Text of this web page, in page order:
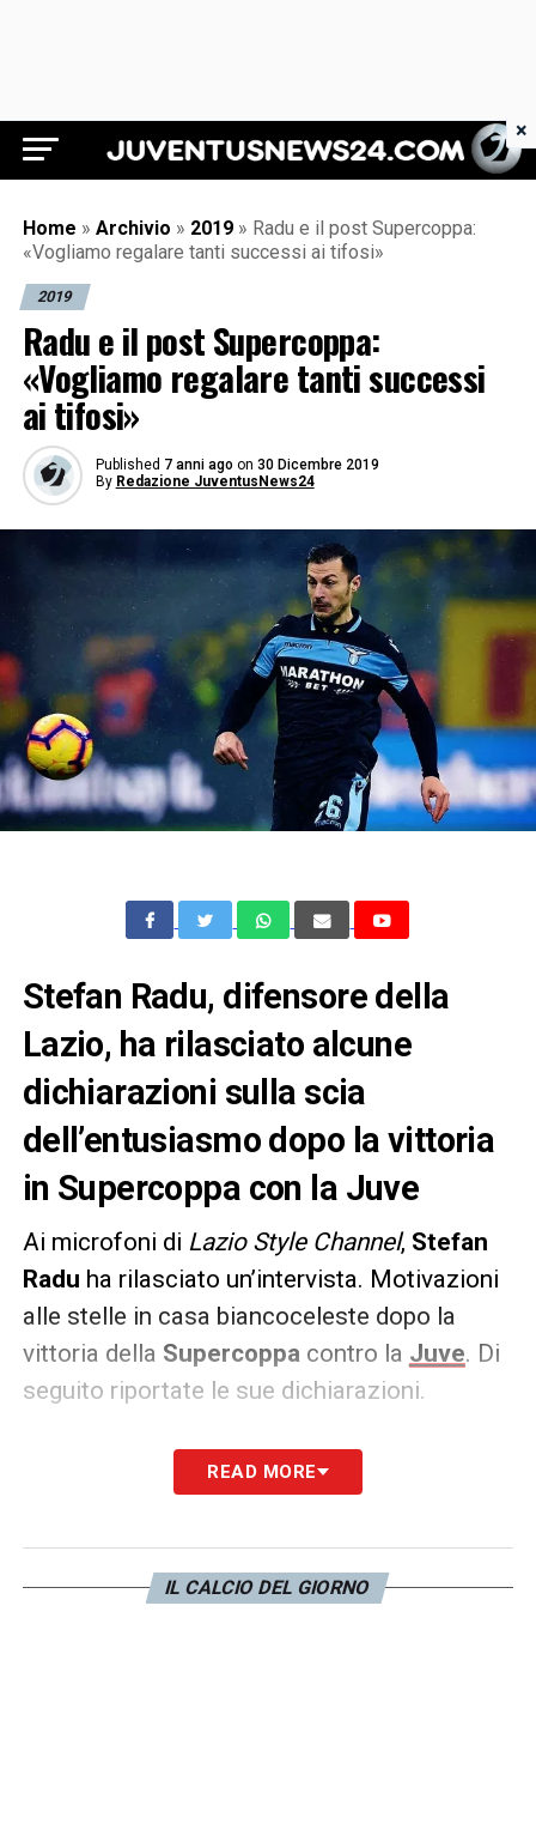
Juventus News 24
Home » Archivio » 2019 » Radu e il post Supercoppa:
«Vogliamo regalare tanti successi ai tifosi»
2019
Radu e il post Supercoppa:
«Vogliamo regalare tanti successi
ai tifosi»
Published 7 anni ago on 30 Dicembre 2019
By Redazione JuventusNews24
Stefan Radu, difensore della
Lazio, ha rilasciato alcune
dichiarazioni sulla scia
dell’entusiasmo dopo la vittoria
in Supercoppa con la Juve
Ai microfoni di Lazio Style Channel, Stefan
Radu ha rilasciato un’intervista. Motivazioni
alle stelle in casa biancoceleste dopo la
vittoria della Supercoppa contro la Juve. Di
seguito riportate le sue dichiarazioni.
MOTIVAZIONI–«Questo entusiasmo è
incredibile, oggi quando siamo usciti sul
questi tifosi, lo meritano. C’è tanto
READ MORE
IL CALCIO DEL GIORNO
×